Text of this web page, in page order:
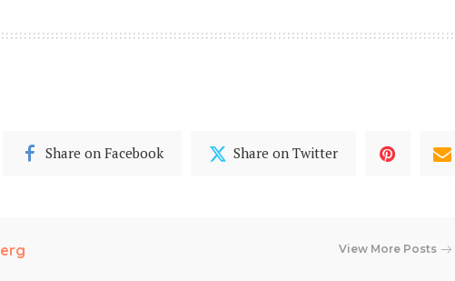
Share on Facebook Share on Twitter
View More Posts